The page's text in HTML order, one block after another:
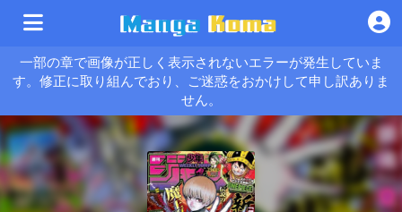
一部の章で画像が正しく表示されないエラーが発生していま
す。修正に取り組んでおり、ご迷惑をおかけして申し訳ありま
せん。